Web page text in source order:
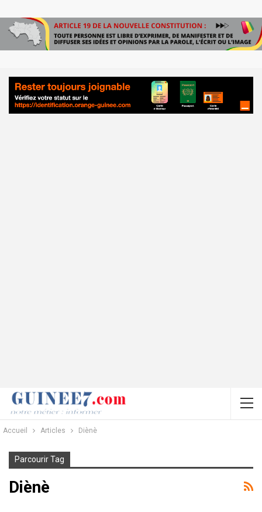
Accueil Articles Diènè
Parcourir Tag
Diènè